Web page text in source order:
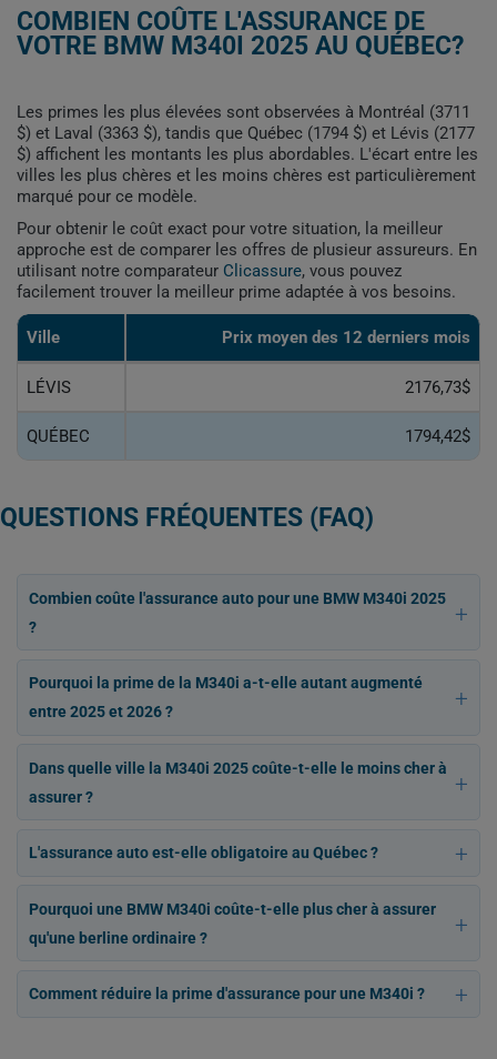
COMBIEN COÛTE L'ASSURANCE DE
VOTRE BMW M340I 2025 AU QUÉBEC?
Les primes les plus élevées sont observées à Montréal (3711
$) et Laval (3363 $), tandis que Québec (1794 $) et Lévis (2177
$) affichent les montants les plus abordables. L'écart entre les
villes les plus chères et les moins chères est particulièrement
marqué pour ce modèle.
Pour obtenir le coût exact pour votre situation, la meilleur
approche est de comparer les offres de plusieur assureurs. En
utilisant notre comparateur Clicassure, vous pouvez
facilement trouver la meilleur prime adaptée à vos besoins.
Ville Prix ​​moyen des 12 derniers mois
LÉVIS 2176,73$
QUÉBEC 1794,42$
QUESTIONS FRÉQUENTES (FAQ)
Combien coûte l'assurance auto pour une BMW M340i 2025
?
Pourquoi la prime de la M340i a-t-elle autant augmenté
entre 2025 et 2026 ?
Dans quelle ville la M340i 2025 coûte-t-elle le moins cher à
assurer ?
L'assurance auto est-elle obligatoire au Québec ?
Pourquoi une BMW M340i coûte-t-elle plus cher à assurer
qu'une berline ordinaire ?
Comment réduire la prime d'assurance pour une M340i ?